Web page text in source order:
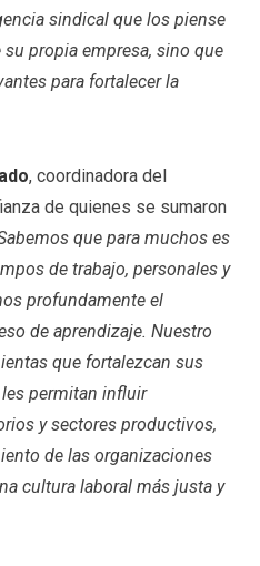
sindical que los piense
propia empresa, sino que
para fortalecer la
, coordinadora del
de quienes se sumaron
que para muchos es
de trabajo, personales y
profundamente el
de aprendizaje. Nuestro
que fortalezcan sus
permitan influir
y sectores productivos,
de las organizaciones
cultura laboral más justa y